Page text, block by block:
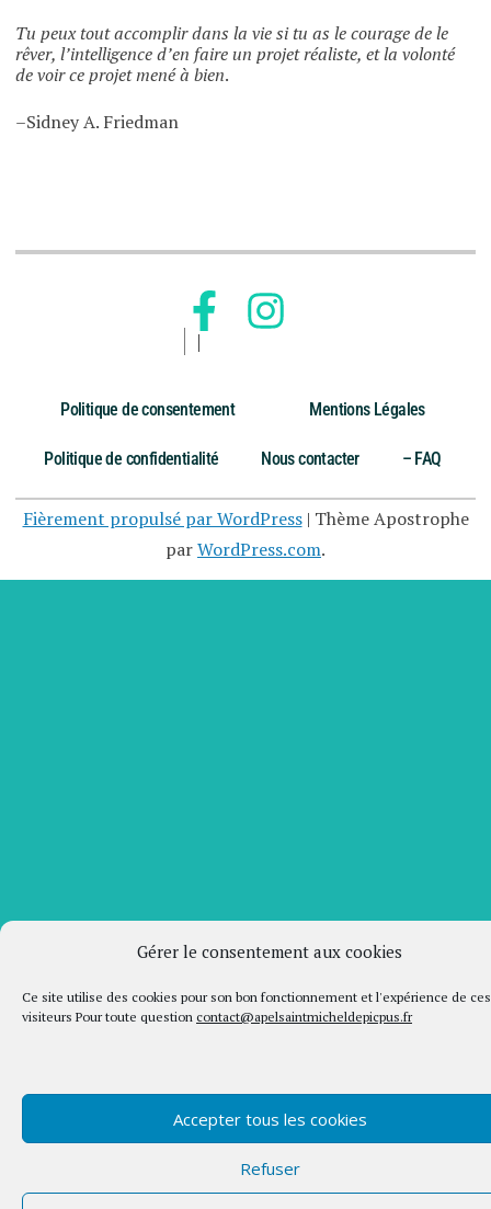
Gérer le consentement aux cookies
Ce site utilise des cookies pour son bon fonctionnement et l'expérience de ces
visiteurs Pour toute question contact@apelsaintmicheldepicpus.fr
Accepter tous les cookies
Refuser
Tu peux tout accomplir dans la vie si tu as le courage de le
rêver, l’intelligence d’en faire un projet réaliste, et la volonté
de voir ce projet mené à bien.
–Sidney A. Friedman
Politique de consentement Mentions Légales
Politique de confidentialité Nous contacter – FAQ
Fièrement propulsé par WordPress | Thème Apostrophe
parWordPress.com.